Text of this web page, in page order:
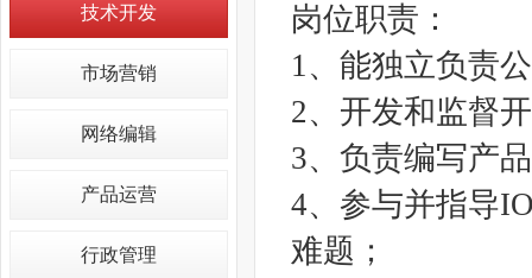
技术开发
市场营销
网络编辑
产品运营
行政管理
岗位职责：
1、能独立负责
2、开发和监督
3、负责编写产
4、参与并指导
难题；